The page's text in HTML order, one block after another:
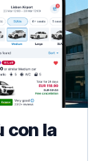
con la